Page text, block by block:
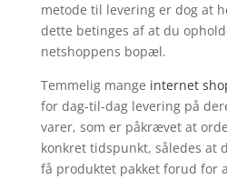
metode til levering er dog at
dette betinges af at du
netshoppens bopæl.
Temmelig mange internet
for dag-til-dag levering på
varer, som er påkrævet at
konkret tidspunkt, således at
få produktet pakket forud for